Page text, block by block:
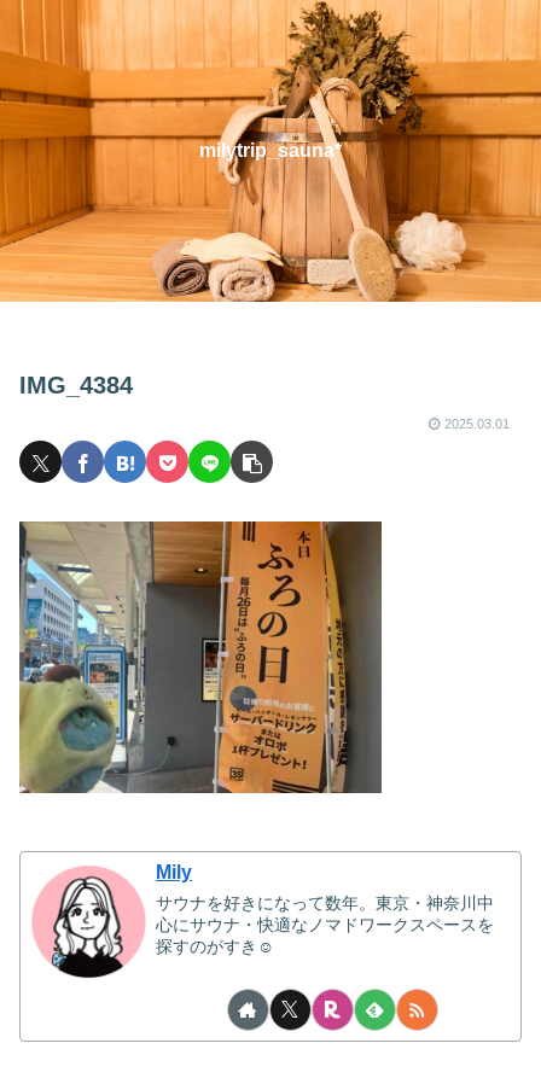
milytrip_sauna*
IMG_4384
2025.03.01
Mily
サウナを好きになって数年。東京・神奈川中
心にサウナ・快適なノマドワークスペースを
探すのがすき☺